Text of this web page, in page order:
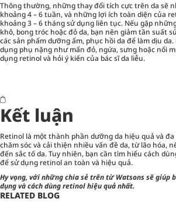
Thông thường, những thay đổi tích cực trên da sẽ
khoảng 4 – 6 tuần, và những lợi ích toàn diện của
khoảng 3 – 6 tháng sử dụng liên tục. Nếu gặp
khô, bong tróc hoặc đỏ da, bạn nên giảm tần suất
các sản phẩm dưỡng ẩm, phục hồi da để làm dịu
dụng phụ nặng như mẩn đỏ, ngứa, sưng hoặc nổi
dụng retinol và hỏi ý kiến của bác sĩ da liễu.
Kết luận
Retinol là một thành phần dưỡng da hiệu quả và
chăm sóc và cải thiện nhiều vấn đề da, từ lão hóa,
đến sắc tố da. Tuy nhiên, bạn cần tìm hiểu cách
để sử dụng retinol an toàn và hiệu quả.
Hy vọng, với những chia sẻ trên từ Watsons sẽ giúp
dụng vàcách dùng retinol hiệu quả nhất.
RELATED BLOG